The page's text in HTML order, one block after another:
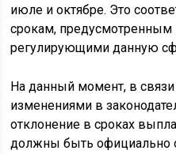
июле и октябре. Это
срокам,
регулирующими данную
На данный момент, в
изменениями в
отклонение в сроках
должны быть официально